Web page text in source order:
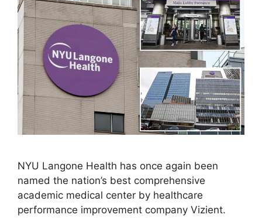
NYU Langone Health has once again been
named the nation’s best comprehensive
academic medical center by healthcare
performance improvement company Vizient.